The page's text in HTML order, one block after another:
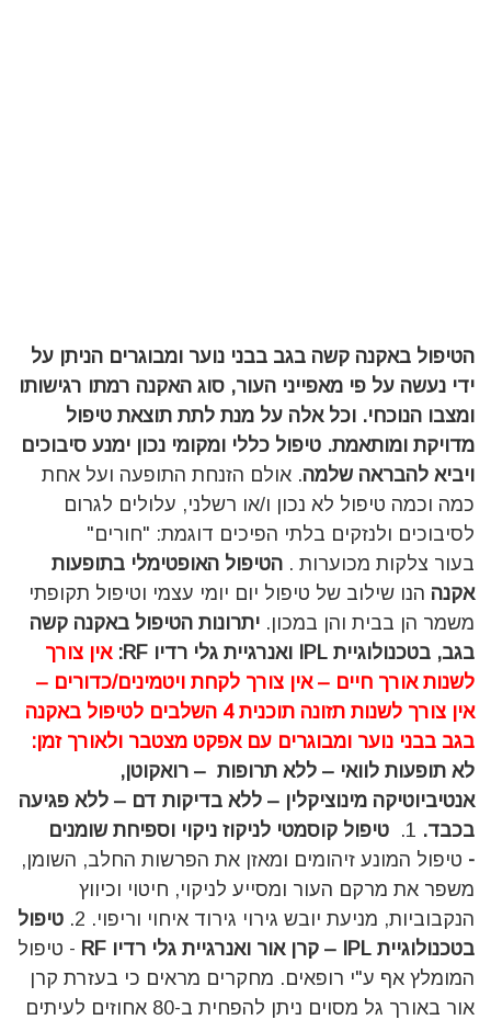
הטיפול באקנה קשה בגב בבני נוער ומבוגרים הניתן על
ידי נעשה על פי מאפייני העור, סוג האקנה רמתו רגישותו
ומצבו הנוכחי. וכל אלה על מנת לתת תוצאת טיפול
מדויקת ומותאמת. טיפול כללי ומקומי נכון ימנע סיבוכים
ויביא להבראה שלמה. אולם הזנחת התופעה ועל אחת
כמה וכמה טיפול לא נכון ו/או רשלני, עלולים לגרום
לסיבוכים ולנזקים בלתי הפיכים דוגמת: "חורים"
בעור צלקות מכוערות . הטיפול האופטימלי בתופעות
אקנה הנו שילוב של טיפול יום יומי עצמי וטיפול תקופתי
משמר הן בבית והן במכון. יתרונות הטיפול באקנה קשה
בגב, בטכנולוגיית IPL ואנרגיית גלי רדיו RF:
אין צורך
לשנות אורך חיים – אין צורך לקחת ויטמינים/כדורים –
אין צורך לשנות תזונה
תוכנית 4 השלבים לטיפול באקנה
בגב בבני נוער ומבוגרים עם אפקט מצטבר ולאורך זמן:
לא תופעות לוואי – ללא תרופות – רואקוטן,
אנטיביוטיקה מינוציקלין – ללא בדיקות דם – ללא פגיעה
בכבד.
טיפול קוסמטי לניקוז ניקוי וספיחת שומנים
- טיפול המונע זיהומים ומאזן את הפרשות החלב, השומן,
משפר את מרקם העור ומסייע לניקוי, חיטוי וכיווץ
הנקבוביות, מניעת יובש גירוי גירוד איחוי וריפוי. 2.
טיפול
בטכנולוגיית IPL – קרן אור ואנרגיית גלי רדיו RF
- טיפול
המומלץ אף ע"י רופאים. מחקרים מראים כי בעזרת קרן
אור באורך גל מסוים ניתן להפחית ב-80 אחוזים לעיתים